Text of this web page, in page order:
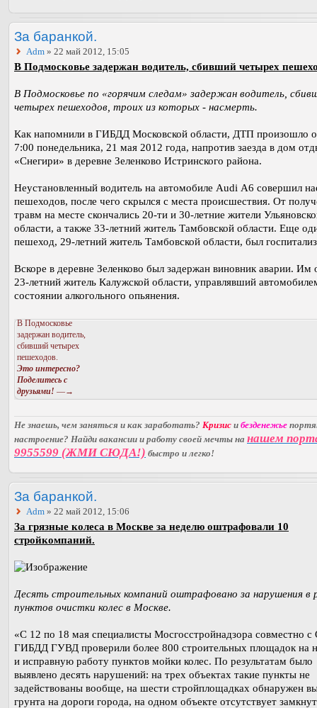
За баранкой.
Adm » 22 май 2012, 15:05
В Подмосковье задержан водитель, сбивший четырех
В Подмосковье по «горячим следам» задержан водитель,
четырех пешеходов, троих из которых - насмерть.
Как напомнили в ГИБДД Московской области, ДТП произошло
7:00 понедельника, 21 мая 2012 года, напротив заезда в дом
«Снегири» в деревне Зеленково Истринского района.
Неустановленный водитель на автомобиле Audi А6 совершил
пешеходов, после чего скрылся с места происшествия. От
травм на месте скончались 20-ти и 30-летние жители
области, а также 33-летний житель Тамбовской области. Еще
пешеход, 29-летний житель Тамбовской области, был
Вскоре в деревне Зеленково был задержан виновник аварии. Им
23-летний житель Калужской области, управлявший
состоянии алкогольного опьянения.
В Подмосковье
задержан водитель,
сбивший четырех
пешеходов.
Это интересно?
Поделитесь с
друзьями! —→
Не знаешь, чем заняться и как заработать? Кризис и безденежье
настроение? Найди вакансии и работу своей мечты на нашем
9955599 (ЖМИ СЮДА!) быстро и легко!
За баранкой.
Adm » 22 май 2012, 15:06
За грязные колеса в Москве за неделю оштрафовали 10
стройкомпаний.
Десять строительных компаний оштрафовано за нарушения в
пунктов очистки колес в Москве.
«С 12 по 18 мая специалисты Мосгосстройнадзора совместно
ГИБДД ГУВД проверили более 800 строительных площадок на
и исправную работу пунктов мойки колес. По результатам было
выявлено десять нарушений: на трех объектах такие пункты не
задействованы вообще, на шести стройплощадках обнаружен
грунта на дороги города, на одном объекте отсутствует